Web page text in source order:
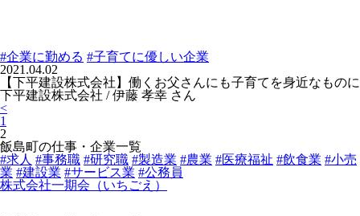
#企業に勤める #子育てに優しい企業
2021.04.02
【下平建設株式会社】働くお父さんにも子育てを身近なものに
下平建設株式会社 / 伊藤 孝幸 さん
<
1
2
飯島町の仕事・企業一覧
#求人 #事務職 #研究職 #製造業 #農業 #医療福祉 #飲食業 #小売
業 #建設業 #サービス業 #公務員
株式会社一期会（いちごえ）